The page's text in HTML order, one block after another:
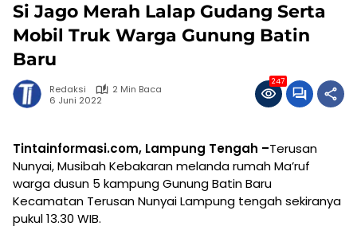
Si Jago Merah Lalap Gudang Serta
Mobil Truk Warga Gunung Batin
Baru
Redaksi
2 Min Baca
6 Juni 2022
247
Tintainformasi.com, Lampung Tengah –Terusan
Nunyai, Musibah Kebakaran melanda rumah Ma’ruf
warga dusun 5 kampung Gunung Batin Baru
Kecamatan Terusan Nunyai Lampung tengah sekiranya
pukul 13.30 WIB.